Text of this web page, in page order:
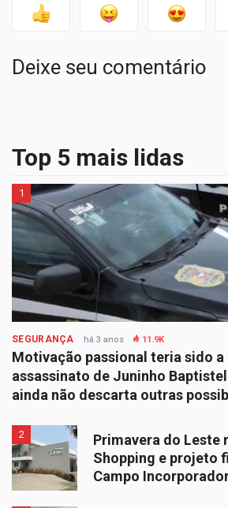
Deixe seu comentário
Top 5 mais lidas
SEGURANÇA há 3 anos 11.9K
Motivação passional teria sido a
assassinato de Juninho
ainda não descarta outras
1
Primavera do Leste
Shopping e projeto
Campo
2